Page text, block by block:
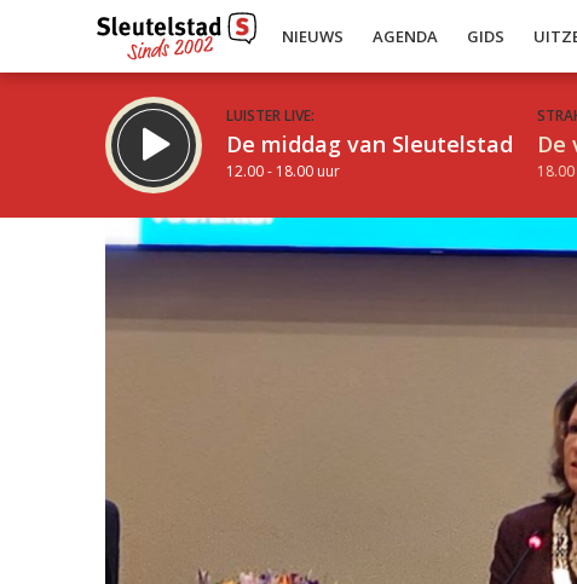
NIEUWS AGENDA GIDS
LUISTER LIVE:
De middag van Sleutelstad
12.00 - 18.00 uur
De